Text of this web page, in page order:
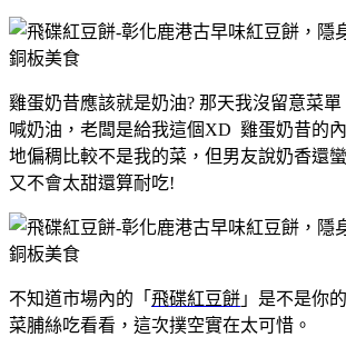
雞蛋奶昔應該就是奶油? 那天我沒留意菜
喊奶油，老闆是給我這個XD 雞蛋奶昔的
地偏稠比較不是我的菜，但男友說奶香還
又不會太甜還算耐吃!
不知道市場內的「 飛碟紅豆餅 」是不是你
菜脯絲吃看看，這次撲空實在太可惜。